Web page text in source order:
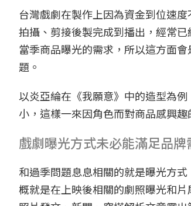
台灣戲劇在製作上因為資金到位速
拍攝、剪接後製完成到播出，經常
當季商品曝光的需求，所以這方面
題。
以炎亞綸在《我願意》中的造型為
小，這樣一來因角色而對商品感興
戲劇曝光方式未必能滿足品牌
和過季問題息息相關的就是曝光方
概就是在上映後相關的劇照曝光和